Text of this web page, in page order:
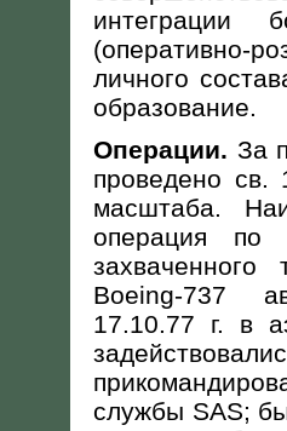
интеграции
(оперативно-
личного
образование.
Операции. За
проведено св.
масштаба.
операция по
захваченного
Boeing-737
17.10.77 г. в
службы SAS;